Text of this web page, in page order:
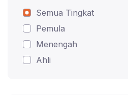
Semua Tingkat
Pemula
Menengah
Ahli